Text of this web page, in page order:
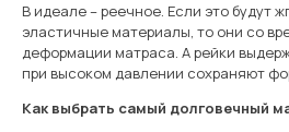
В идеале – реечное. Если это будут
эластичные материалы, то они со
деформации матраса. А рейки
при высоком давлении сохраняют
Как выбрать самый долговечный